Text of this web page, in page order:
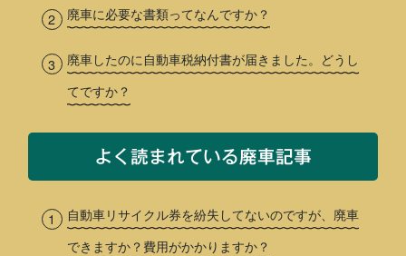
廃車に必要な書類ってなんですか？
廃車したのに自動車税納付書が届きました。どうし
てですか？
よく読まれている廃車記事
自動車リサイクル券を紛失してないのですが、廃車
できますか？費用がかかりますか？